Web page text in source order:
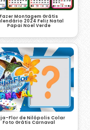
Fazer Montagem Grátis
2024 Feliz Natal
Papai Noel Verde
Flor de Nilópolis Colar
Foto Grátis Carnaval